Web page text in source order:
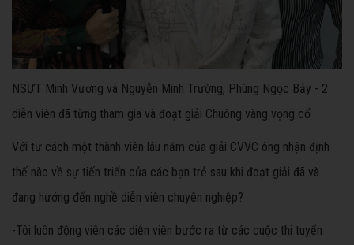
NSƯT Minh Vương và Nguyễn Minh Trường, Phùng Ngọc Bảy - 2
diễn viên đã từng tham gia và đoạt giải Chuông vàng vọng cổ
Với tư cách một thành viên lâu năm của giải CVVC ông nhận định
thế nào về sự tiến triển của các bạn trẻ sau khi đoạt giải đã và
đang hướng đến nghề diễn viên chuyên nghiệp?
-Tôi luôn động viên các diễn viên bước ra từ các cuộc thi tuyển